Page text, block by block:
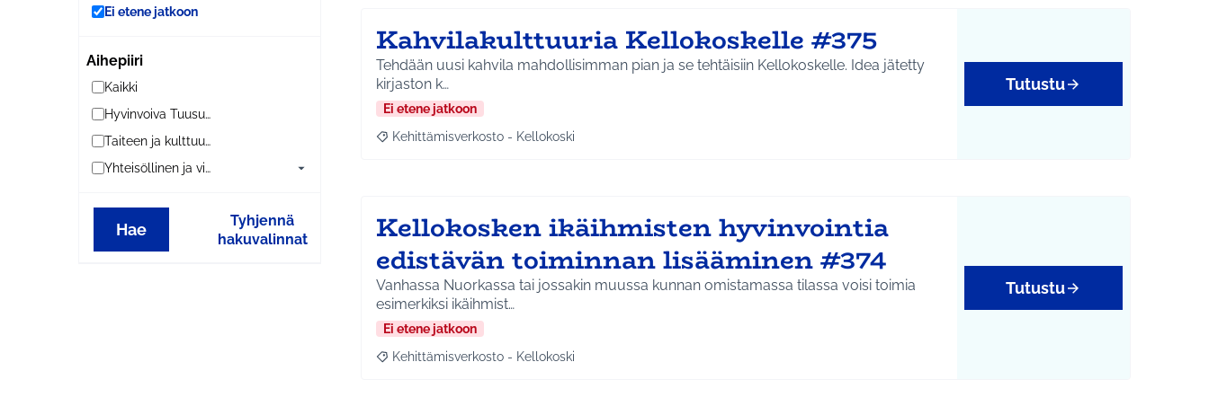
Ei etene jatkoon
Aihepiiri
Kaikki
Hyvinvoiva Tuusula
Taiteen ja kulttuurin Tuusula
Yhteisöllinen ja viihtyisä Tuusula
Hae
Tyhjennä
hakuvalinnat
Kahvilakulttuuria Kellokoskelle #375
Tehdään uusi kahvila mahdollisimman pian ja se tehtäisiin Kellokoskelle. Idea jätetty
kirjaston k…
Ei etene jatkoon
Rajaa tulokset aihepiirin mukaan: Kehittämisverkosto - Kellokoski
Kehittämisverkosto - Kellokoski
Tutustu
Kellokosken ikäihmisten hyvinvointia
edistävän toiminnan lisääminen #374
Vanhassa Nuorkassa tai jossakin muussa kunnan omistamassa tilassa voisi toimia
esimerkiksi ikäihmist…
Ei etene jatkoon
Rajaa tulokset aihepiirin mukaan: Kehittämisverkosto - Kellokoski
Kehittämisverkosto - Kellokoski
Tutustu